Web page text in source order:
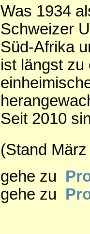
Was 1934
Schweizer
Süd-Afrika
ist längst zu
Seit 2010
(Stand
gehe zu
gehe zu